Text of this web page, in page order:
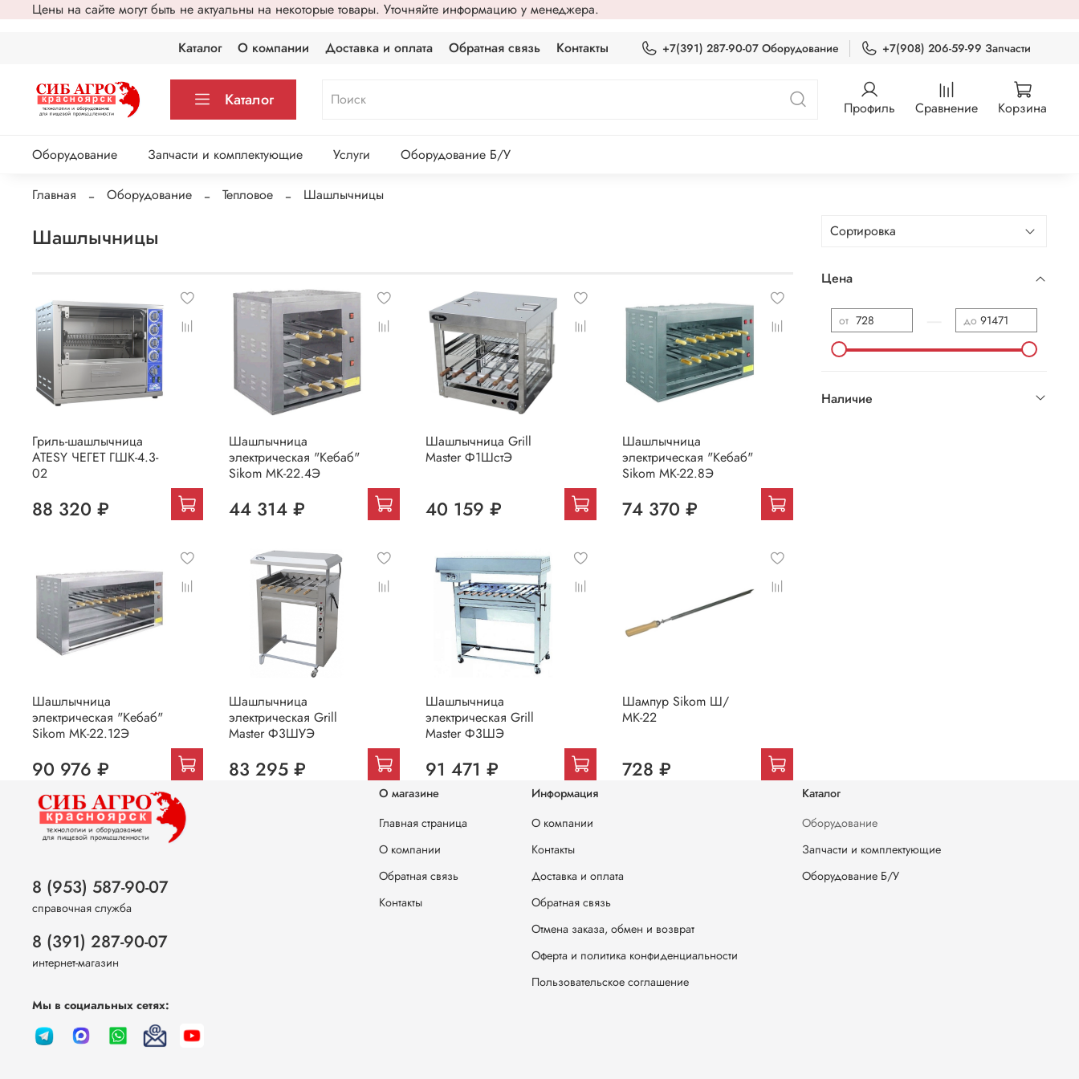
Цены на сайте могут быть не актуальны на некоторые товары. Уточняйте информацию у менеджера.
Каталог О компании Доставка и оплата Обратная связь Контакты +7(391) 287-90-07 Оборудование +7(908) 206-59-99 Запчасти
Каталог Профиль Сравнение Корзина
Оборудование Запчасти и комплектующие Услуги Оборудование Б/У
Главная Оборудование Тепловое Шашлычницы
Шашлычницы
Гриль-шашлычница
ATESY ЧЕГЕТ ГШК-4.3-
02
88 320 ₽
Шашлычница
электрическая "Кебаб"
Sikom МК-22.4Э
44 314 ₽
Шашлычница Grill
Master Ф1ШстЭ
40 159 ₽
Шашлычница
электрическая "Кебаб"
Sikom МК-22.8Э
74 370 ₽
Шашлычница
электрическая "Кебаб"
Sikom МК-22.12Э
90 976 ₽
Шашлычница
электрическая Grill
Master Ф3ШУЭ
83 295 ₽
Шашлычница
электрическая Grill
Master Ф3ШЭ
91 471 ₽
Шампур Sikom Ш/
МК-22
728 ₽
Цена
от до
Наличие
О магазине
Главная страница
О компании
Обратная связь
Контакты
Информация
О компании
Контакты
Доставка и оплата
Обратная связь
Отмена заказа, обмен и возврат
Оферта и политика конфиденциальности
Пользовательское соглашение
Каталог
Оборудование
Запчасти и комплектующие
Оборудование Б/У
8 (953) 587-90-07
справочная служба
8 (391) 287-90-07
интернет-магазин
Мы в социальных сетях: